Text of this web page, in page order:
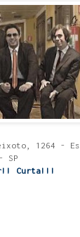
1264 -
SP
Curta!!!